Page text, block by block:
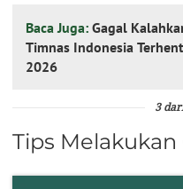
Baca Juga: Gagal
Timnas Indonesia
2026
3
Tips